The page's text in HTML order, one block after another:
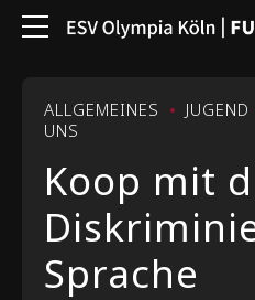
ALLGEMEINES JUGEND
UNS
Koop mit
Sprache